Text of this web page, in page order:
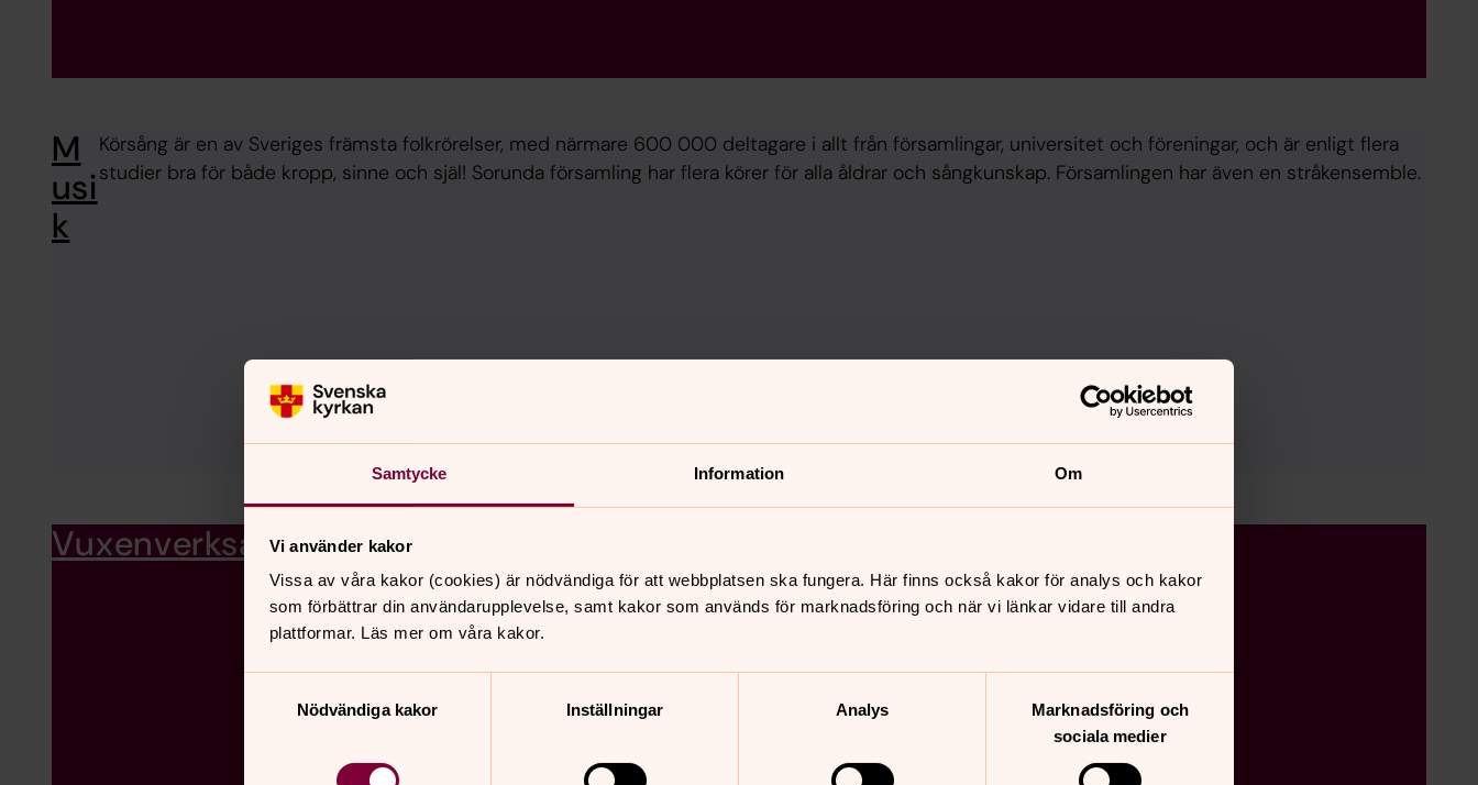
Samtycke Information Om
Vi använder kakor
Vissa av våra kakor (cookies) är nödvändiga för att webbplatsen ska fungera. Här finns också kakor för analys och kakor
som förbättrar din användarupplevelse, samt kakor som används för marknadsföring och när vi länkar vidare till andra
plattformar. Läs mer om våra kakor.
Nödvändiga kakor
Inställningar Analys
Marknadsföring och
sociala medier
M
usi
k
Körsång är en av Sveriges främsta folkrörelser, med närmare 600 000 deltagare i allt från församlingar, universitet och föreningar, och är enligt flera
studier bra för både kropp, sinne och själ! Sorunda församling har flera körer för alla åldrar och sångkunskap. Församlingen har även en stråkensemble.
VuxenverksamhetSorunda församling erbjuder ett brett utbud av verksamhet för vuxna i alla åldrar.